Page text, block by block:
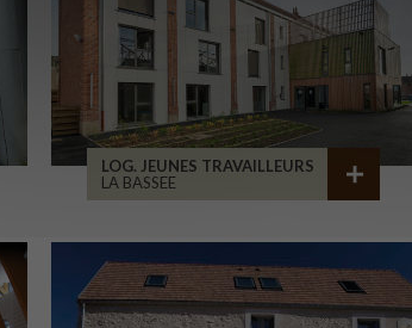
LOG. JEUNES TRAVAILLEURS
LA BASSEE